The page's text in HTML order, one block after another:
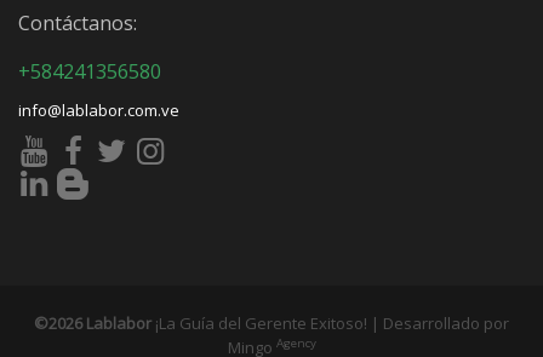
Contáctanos:
+584241356580
info@lablabor.com.ve
©2026 Lablabor ¡La Guía del Gerente Exitoso! | Desarrollado por
Mingo Agency